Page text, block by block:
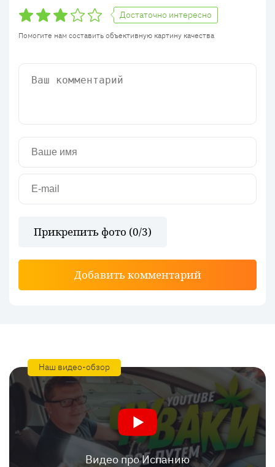
Достаточно интересно
Помогите нам составить объективную картину качества
Прикрепить фото (0/3)
Добавить комментарий
Наш видео-обзор
Видео про Испанию